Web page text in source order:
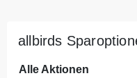
allbirds
Alle Aktionen